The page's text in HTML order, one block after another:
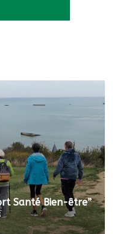
Santé Bien-être”